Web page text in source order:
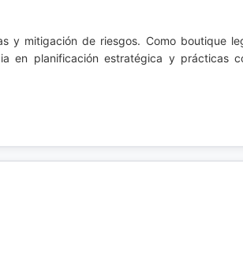
y mitigación de riesgos. Como boutique
en planificación estratégica y prácticas